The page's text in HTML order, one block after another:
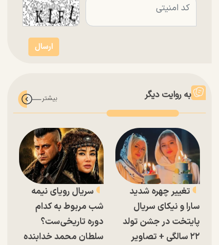
به روایت دیگر
تغییر چهره شدید
سارا و نیکای سریال
پایتخت در جشن تولد
۲۲ سالگی + تصاویر
سریال رویای نیمه
شب مربوط به کدام
دوره تاریخی‌ست؟
سلطان محمد خدابنده